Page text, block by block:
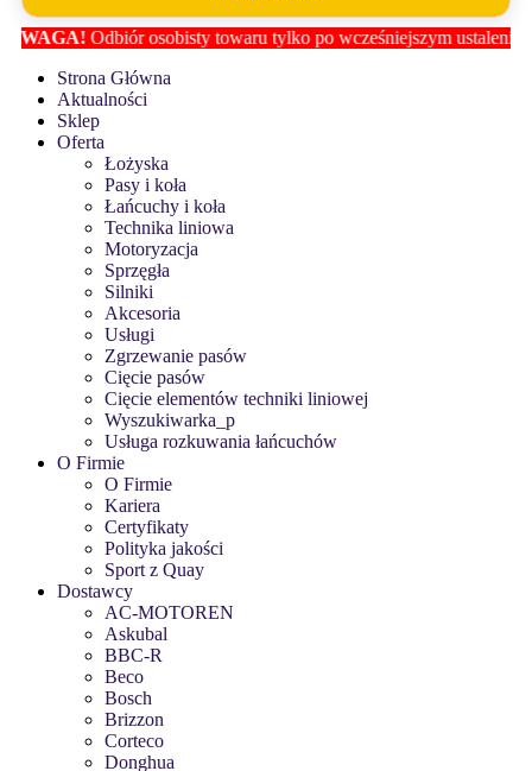
Odbiór osobisty towaru tylko po wcześniejszym ustaleniu
Strona Główna
Aktualności
Sklep
Oferta
Łożyska
Pasy i koła
Łańcuchy i koła
Technika liniowa
Motoryzacja
Sprzęgła
Silniki
Akcesoria
Usługi
Zgrzewanie pasów
Cięcie pasów
Cięcie elementów techniki liniowej
Wyszukiwarka_p
Usługa rozkuwania łańcuchów
O Firmie
O Firmie
Kariera
Certyfikaty
Polityka jakości
Sport z Quay
Dostawcy
AC-MOTOREN
Askubal
BBC-R
Beco
Bosch
Brizzon
Corteco
Donghua